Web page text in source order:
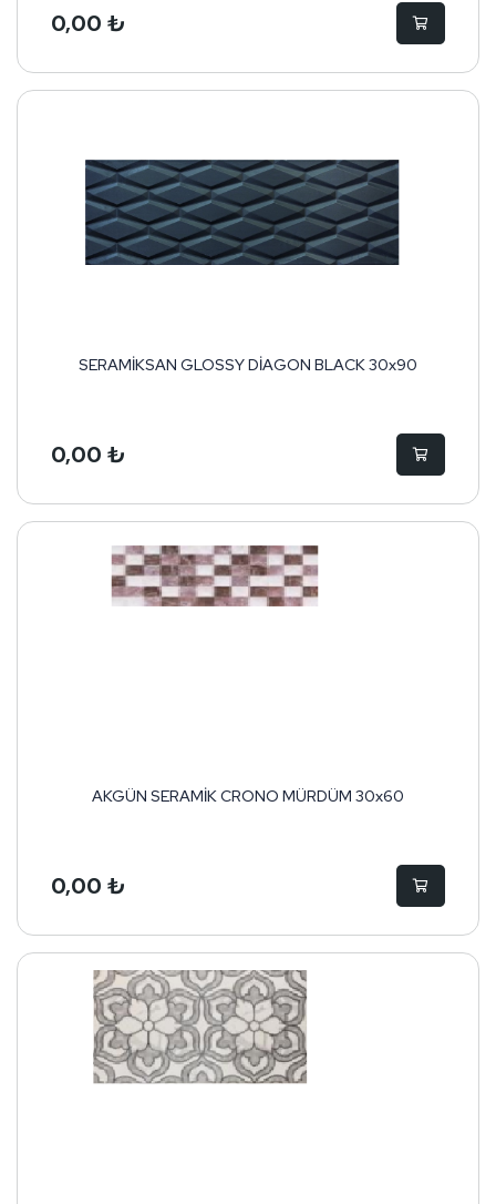
0,00 ₺
SERAMİKSAN GLOSSY DİAGON BLACK 30x90
0,00 ₺
AKGÜN SERAMİK CRONO MÜRDÜM 30x60
0,00 ₺